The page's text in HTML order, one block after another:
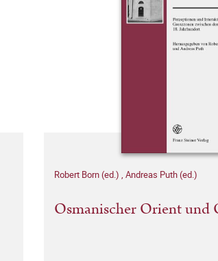
Robert Born (ed.) Andreas Puth (ed.)
Osmanischer Orient und